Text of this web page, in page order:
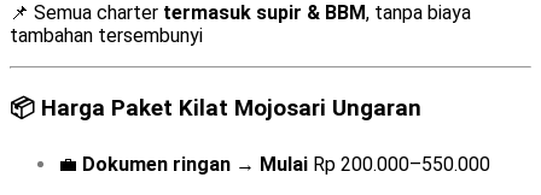
📌 Semua charter termasuk supir & BBM, tanpa biaya
tambahan tersembunyi
📦 Harga Paket Kilat Mojosari Ungaran
💼 Dokumen ringan → Mulai Rp 200.000–550.000